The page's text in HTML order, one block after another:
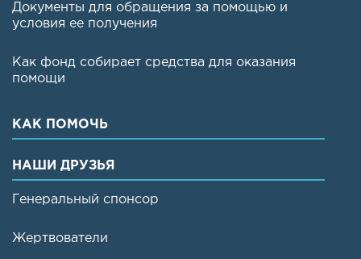
Документы для обращения за помощью и
условия ее получения
Как фонд собирает средства для оказания
помощи
КАК ПОМОЧЬ
НАШИ ДРУЗЬЯ
Генеральный спонсор
Жертвователи